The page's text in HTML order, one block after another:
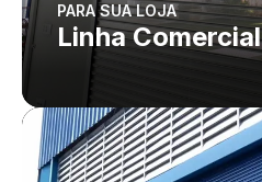
PARA SUA LOJA
Linha Comercial